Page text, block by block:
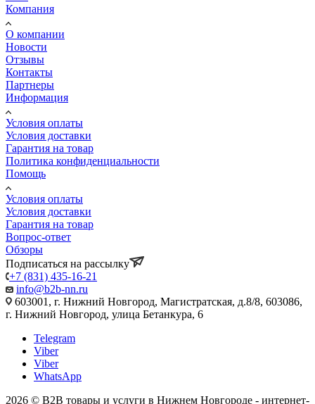
Компания
О компании
Новости
Отзывы
Контакты
Партнеры
Информация
Условия оплаты
Условия доставки
Гарантия на товар
Политика конфиденциальности
Помощь
Условия оплаты
Условия доставки
Гарантия на товар
Вопрос-ответ
Обзоры
Подписаться на рассылку
+7 (831) 435-16-21
info@b2b-nn.ru
603001, г. Нижний Новгород, Магистратская, д.8/8, 603086,
г. Нижний Новгород, улица Бетанкура, 6
Telegram
Viber
Viber
WhatsApp
2026 © B2B товары и услуги в Нижнем Новгороде - интернет-